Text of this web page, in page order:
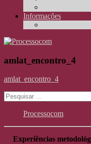
Informações
amlat_encontro_4
amlat_encontro_4
Pesquisar
por:
Processocom
Experiências